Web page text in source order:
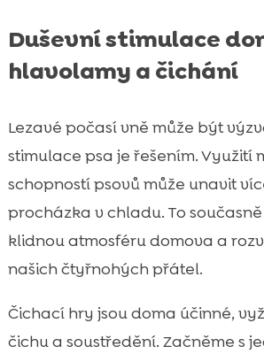
Duševní stimulace
hlavolamy a čichání
Lezavé počasí vně může být
stimulace psa je řešením. Využití
schopností psovů může unavit
procházka v chladu. To
klidnou atmosféru domova a
našich čtyřnohých přátel.
Čichací hry jsou doma účinné,
čichu a soustředění. Začněme s